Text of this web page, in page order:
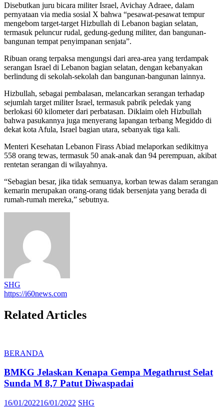
Disebutkan juru bicara militer Israel, Avichay Adraee, dalam
pernyataan via media sosial X bahwa “pesawat-pesawat tempur
mengebom target-target Hizbullah di Lebanon bagian selatan,
termasuk peluncur rudal, gedung-gedung militer, dan bangunan-
bangunan tempat penyimpanan senjata”.
Ribuan orang terpaksa mengungsi dari area-area yang terdampak
serangan Israel di Lebanon bagian selatan, dengan kebanyakan
berlindung di sekolah-sekolah dan bangunan-bangunan lainnya.
Hizbullah, sebagai pembalasan, melancarkan serangan terhadap
sejumlah target militer Israel, termasuk pabrik peledak yang
berlokasi 60 kilometer dari perbatasan. Diklaim oleh Hizbullah
bahwa pasukannya juga menyerang lapangan terbang Megiddo di
dekat kota Afula, Israel bagian utara, sebanyak tiga kali.
Menteri Kesehatan Lebanon Firass Abiad melaporkan sedikitnya
558 orang tewas, termasuk 50 anak-anak dan 94 perempuan, akibat
rentetan serangan di wilayahnya.
“Sebagian besar, jika tidak semuanya, korban tewas dalam serangan
kemarin merupakan orang-orang tidak bersenjata yang berada di
rumah-rumah mereka,” sebutnya.
SHG
https://i60news.com
Related Articles
BERANDA
BMKG Jelaskan Kenapa Gempa Megathrust Selat
Sunda M 8,7 Patut Diwaspadai
Posted
16/01/202216/01/2022 Author
SHG